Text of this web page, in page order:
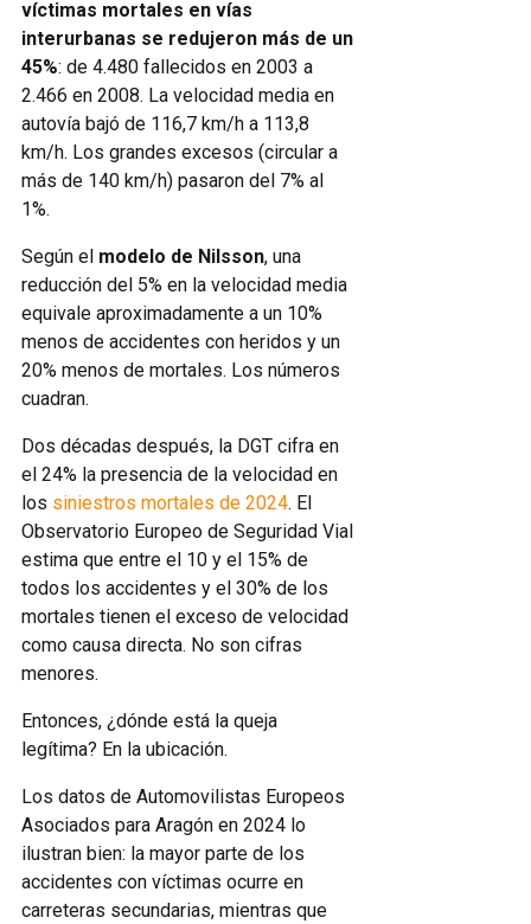
víctimas mortales en vías
interurbanas se redujeron más de un
45%: de 4.480 fallecidos en 2003 a
2.466 en 2008. La velocidad media en
autovía bajó de 116,7 km/h a 113,8
km/h. Los grandes excesos (circular a
más de 140 km/h) pasaron del 7% al
1%.
Según el modelo de Nilsson, una
reducción del 5% en la velocidad media
equivale aproximadamente a un 10%
menos de accidentes con heridos y un
20% menos de mortales. Los números
cuadran.
Dos décadas después, la DGT cifra en
el 24% la presencia de la velocidad en
los siniestros mortales de 2024. El
Observatorio Europeo de Seguridad Vial
estima que entre el 10 y el 15% de
todos los accidentes y el 30% de los
mortales tienen el exceso de velocidad
como causa directa. No son cifras
menores.
Entonces, ¿dónde está la queja
legítima? En la ubicación.
Los datos de Automovilistas Europeos
Asociados para Aragón en 2024 lo
ilustran bien: la mayor parte de los
accidentes con víctimas ocurre en
carreteras secundarias, mientras que